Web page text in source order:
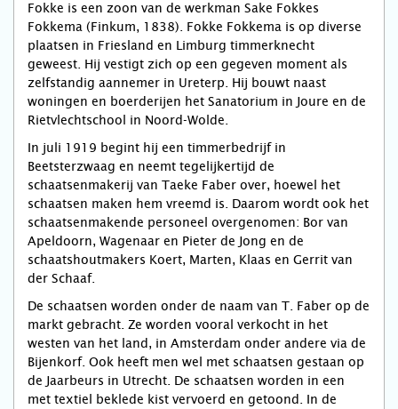
Fokke is een zoon van de werkman Sake Fokkes
Fokkema (Finkum, 1838). Fokke Fokkema is op diverse
plaatsen in Friesland en Limburg timmerknecht
geweest. Hij vestigt zich op een gegeven moment als
zelfstandig aannemer in Ureterp. Hij bouwt naast
woningen en boerderijen het Sanatorium in Joure en de
Rietvlechtschool in Noord-Wolde.
In juli 1919 begint hij een timmerbedrijf in
Beetsterzwaag en neemt tegelijkertijd de
schaatsenmakerij van Taeke Faber over, hoewel het
schaatsen maken hem vreemd is. Daarom wordt ook het
schaatsenmakende personeel overgenomen: Bor van
Apeldoorn, Wagenaar en Pieter de Jong en de
schaatshoutmakers Koert, Marten, Klaas en Gerrit van
der Schaaf.
De schaatsen worden onder de naam van T. Faber op de
markt gebracht. Ze worden vooral verkocht in het
westen van het land, in Amsterdam onder andere via de
Bijenkorf. Ook heeft men wel met schaatsen gestaan op
de Jaarbeurs in Utrecht. De schaatsen worden in een
met textiel beklede kist vervoerd en getoond. In de